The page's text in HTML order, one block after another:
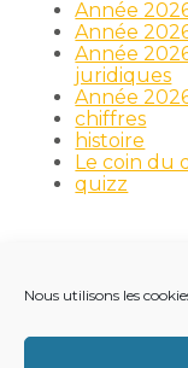
Nous utilisons les
Année
Année
Année
juridiques
Année
chiffres
histoire
Le coin du
quizz
Principale